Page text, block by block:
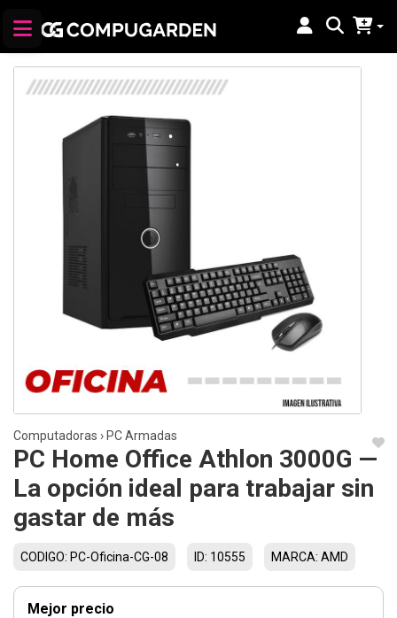
Computadoras › PC Armadas
PC Home Office Athlon 3000G —
La opción ideal para trabajar sin
gastar de más
CODIGO: PC-Oficina-CG-08 ID: 10555 MARCA: AMD
Mejor precio